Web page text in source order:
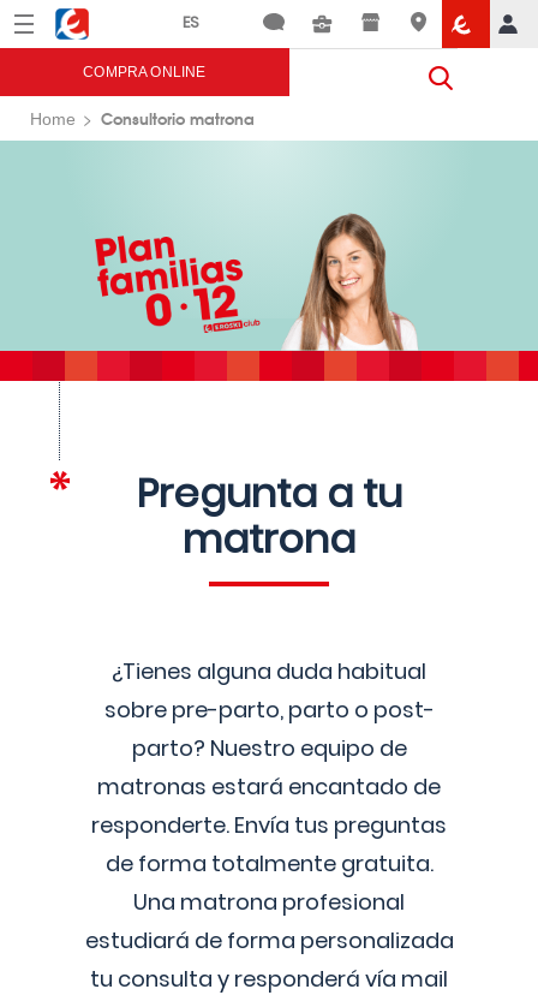
Menú Eroski
COMPRA ONLINE
Home Consultorio matrona
Pregunta a tu
matrona
¿Tienes alguna duda habitual
sobre pre-parto, parto o post-
parto? Nuestro equipo de
matronas estará encantado de
responderte. Envía tus preguntas
de forma totalmente gratuita.
Una matrona profesional
estudiará de forma personalizada
tu consulta y responderá vía mail